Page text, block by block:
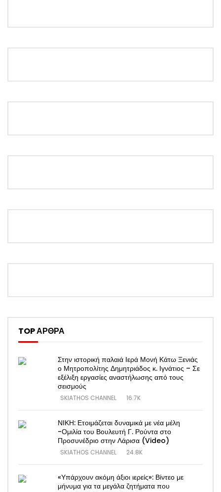
TOP ΑΡΘΡΑ
Στην ιστορική παλαιά Ιερά Μονή Κάτω Ξενιάς
ο Μητροπολίτης Δημητριάδος κ. Ιγνάτιος – Σε
εξέλιξη εργασίες αναστήλωσης από τους
σεισμούς
SKIATHOS CHANNEL 16.7K
ΝΙΚΗ: Ετοιμάζεται δυναμικά με νέα μέλη
-Ομιλία του Βουλευτή Γ. Ρούντα στο
Προσυνέδριο στην Λάρισα (Video)
SKIATHOS CHANNEL 24.8K
«Υπάρχουν ακόμη άξιοι ιερείς»: Βίντεο με
μήνυμα για τα μεγάλα ζητήματα που